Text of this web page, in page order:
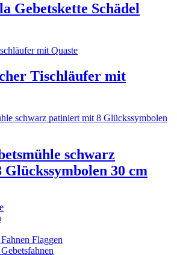
Gebetskette Schädel
Tischläufer mit
schwarz
30 cm
Flaggen